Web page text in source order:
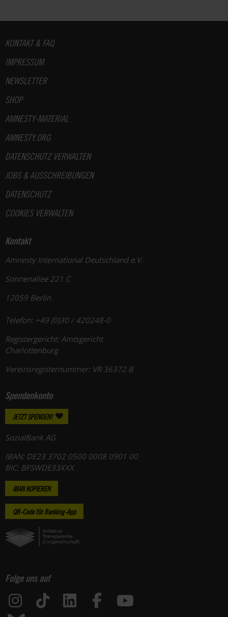
Fußbereich
KONTAKT & FAQ
IMPRESSUM
NEWSLETTER
SHOP
AMNESTY-MATERIAL
AMNESTY.ORG
DATENSCHUTZ VERWALTEN
JOBS & AUSSCHREIBUNGEN
DATENSCHUTZ
COOKIES VERWALTEN
Kontakt
Amnesty International Deutschland e.V.
Sonnenallee 221 C
12059 Berlin
Telefon: +49 (0)30 / 420248-0
Registergericht: Amtsgericht
Charlottenburg
Vereinsregisternummer: VR 36372 B
Spendenkonto
JETZT SPENDEN!
SozialBank AG
IBAN: DE23 3702 0500 0008 0901 00
BIC: BFSWDE33XXX
IBAN KOPIEREN
QR-Code für Banking-App
Folge uns auf